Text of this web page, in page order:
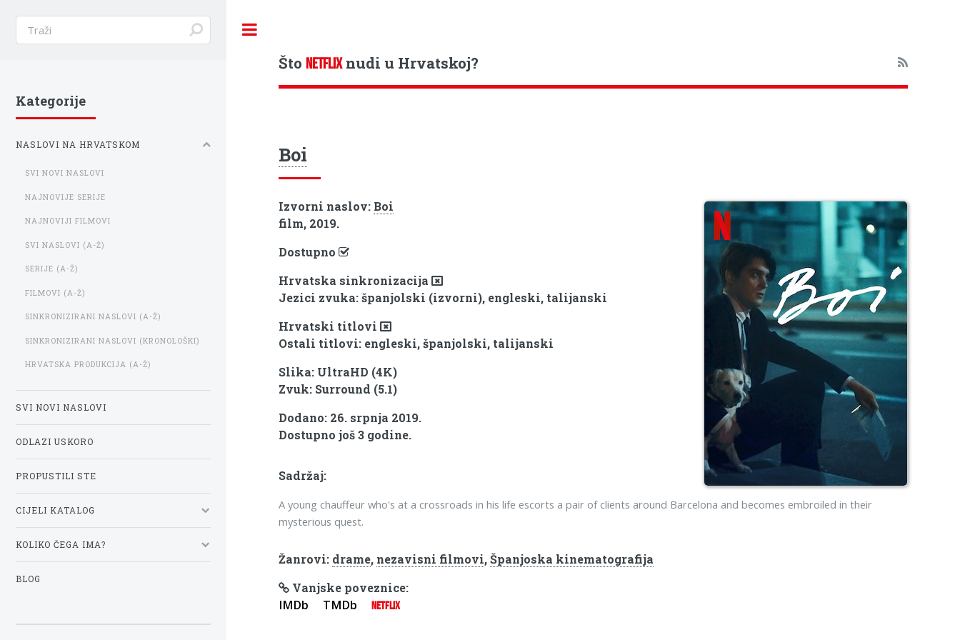
ŠtoNETFLIXnudi u Hrvatskoj?
Boi
Izvorni naslov: Boi
film, 2019.
Dostupno
Hrvatska sinkronizacija
Jezici zvuka: španjolski (izvorni), engleski, talijanski
Hrvatski titlovi
Ostali titlovi: engleski, španjolski, talijanski
Slika: UltraHD (4K)
Zvuk: Surround (5.1)
Dodano: 26. srpnja 2019.
Dostupno još 3 godine.
Sadržaj:
A young chauffeur who's at a crossroads in his life escorts a pair of clients around Barcelona and becomes embroiled in their
mysterious quest.
Žanrovi: drame, nezavisni filmovi,Španjoska kinematografija
Vanjske poveznice:
IMDb TMDb NETFLIX
Kategorije
NASLOVI NA HRVATSKOM
SVI NOVI NASLOVI
NAJNOVIJE SERIJE
NAJNOVIJI FILMOVI
SVI NASLOVI (A-Ž)
SERIJE (A-Ž)
FILMOVI (A-Ž)
SINKRONIZIRANI NASLOVI (A-Ž)
SINKRONIZIRANI NASLOVI (KRONOLOŠKI)
HRVATSKA PRODUKCIJA (A-Ž)
SVI NOVI NASLOVI
ODLAZI USKORO
PROPUSTILI STE
CIJELI KATALOG
KOLIKO ČEGA IMA?
BLOG
Toggle